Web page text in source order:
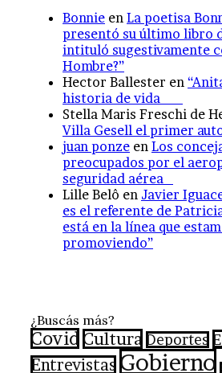
Bonnie en La poetisa
presentó su último libro
intituló sugestivamente
Hombre?”
Hector Ballester en
historia de vida
Stella Maris Freschi de
Villa Gesell el primer
juan ponze en Los
preocupados por el
seguridad aérea
Lille Belô en Javier
es el referente de
está en la línea que
promoviendo”
¿Buscás más?
Covid Cultura Deportes
Entrevistas Gobierno